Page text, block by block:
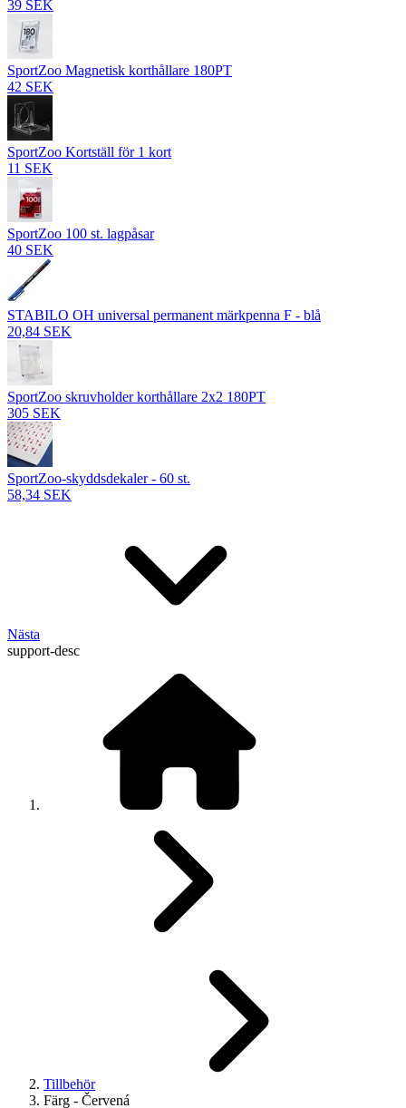
39 SEK
SportZoo Magnetisk korthållare 180PT
42 SEK
SportZoo Kortställ för 1 kort
11 SEK
SportZoo 100 st. lagpåsar
40 SEK
STABILO OH universal permanent märkpenna F - blå
20,84 SEK
SportZoo skruvholder korthållare 2x2 180PT
305 SEK
SportZoo-skyddsdekaler - 60 st.
58,34 SEK
Nästa
support-desc
Tillbehör
Färg - Červená